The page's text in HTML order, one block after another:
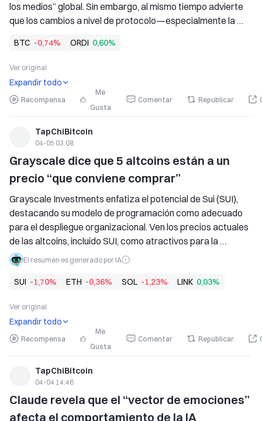
los medios” global. Sin embargo, al mismo tiempo advierte
que los cambios a nivel de protocolo—especialmente la
riesgo que aún existe para la red
BTC -0,74% ORDI 0,60%
Ver original
Expandir todo
Recompensa
Me
Gusta
Comentar Republicar
TapChiBitcoin
04-05 03:08
Grayscale dice que 5 altcoins están a un
precio “que conviene comprar”
Grayscale Investments enfatiza el potencial de Sui (SUI),
destacando su modelo de programación como adecuado
para el despliegue organizacional. Ven los precios actuales
de las altcoins, incluido SUI, como atractivos para la
acumulación, señalando una posible recuperación a medida
que aumenta la demanda institucional.
El resumen es generado por IA
SUI -1,70% ETH -0,36% SOL -1,23% LINK 0,03%
Ver original
Expandir todo
Recompensa
Me
Gusta
Comentar Republicar
TapChiBitcoin
04-04 14:46
Claude revela que el “vector de emociones”
afecta el comportamiento de la IA